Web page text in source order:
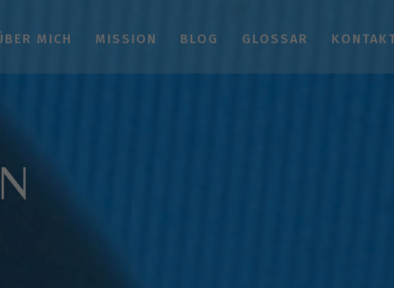
MICH MISSION BLOG GLOSSAR